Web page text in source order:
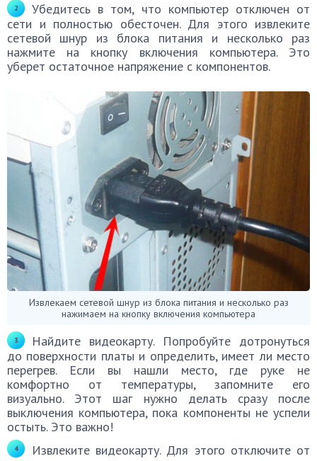
Убедитесь в том, что компьютер отключен от
сети и полностью обесточен. Для этого извлеките
сетевой шнур из блока питания и несколько раз
нажмите на кнопку включения компьютера. Это
уберет остаточное напряжение с компонентов.
Извлекаем сетевой шнур из блока питания и несколько раз
нажимаем на кнопку включения компьютера
Найдите видеокарту. Попробуйте дотронуться
до поверхности платы и определить, имеет ли место
перегрев. Если вы нашли место, где руке не
комфортно от температуры, запомните его
визуально. Этот шаг нужно делать сразу после
выключения компьютера, пока компоненты не успели
остыть. Это важно!
Извлеките видеокарту. Для этого отключите от